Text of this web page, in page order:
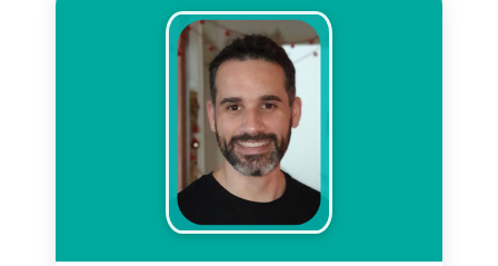
(TCC), iniciação científica (PIBIC, PIVIC e PIBIT),
mestrado e doutorado. Atua como consultora ad
hoc em avaliações de projetos submetidos a
agências de fomento federais e estaduais, de
artigos para periódicos nacionais e internacionais,
bem como de artigos para eventos das áreas de
geotecnia e pavimentação. Coordenou e
coordena projetos com financiamento do CNPq,
da FAPEG, Controladoria Geral do Estado de
Goiás e da Petrobras.Tem experiência na área de